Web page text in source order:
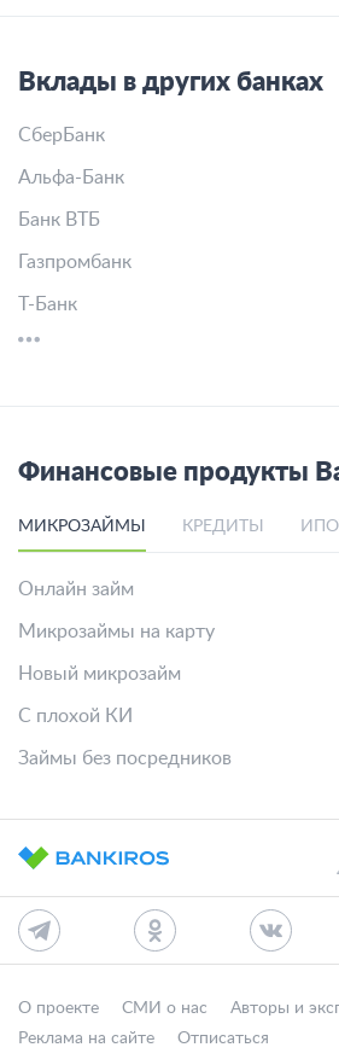
Вклады в других банках
СберБанк
Альфа-Банк
Банк ВТБ
Газпромбанк
Т-Банк
Финансовые продукты
МИКРОЗАЙМЫ КРЕДИТЫ
Онлайн займ
Микрозаймы на карту
Новый микрозайм
С плохой КИ
Займы без посредников
О проекте СМИ о нас Авторы и
Реклама на сайте
Отписаться